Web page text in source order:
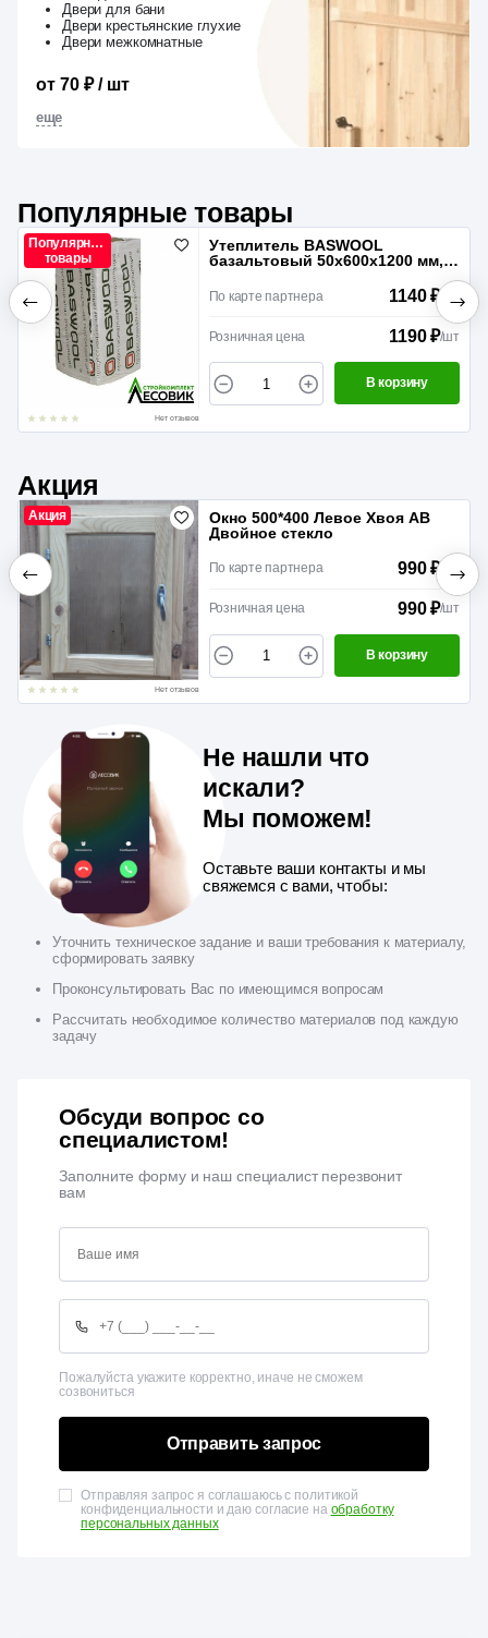
Двери для бани
Двери крестьянские глухие
Двери межкомнатные
от 70 ₽ / шт
еще
Популярные товары
Популярные
товары
Нет отзывов
Утеплитель BASWOOL
базальтовый 50х600х1200 мм,
По карте партнера 1140 ₽/
Розничная цена 1190 ₽/шт
В корзину
Акция
Акция
Нет отзывов
Окно 500*400 Левое Хвоя АВ
Двойное стекло
По карте партнера 990 ₽/
Розничная цена 990 ₽/шт
В корзину
Не нашли что
искали?
Мы поможем!
Оставьте ваши контакты и мы
свяжемся с вами, чтобы:
Уточнить техническое задание и ваши требования к материалу,
сформировать заявку
Проконсультировать Вас по имеющимся вопросам
Рассчитать необходимое количество материалов под каждую
задачу
Обсуди вопрос со
специалистом!
Заполните форму и наш специалист перезвонит
вам
Пожалуйста укажите корректно, иначе не сможем
созвониться
Отправить запрос
Отправляя запрос я соглашаюсь с политикой
конфиденциальности и даю согласие на обработку
персональных данных